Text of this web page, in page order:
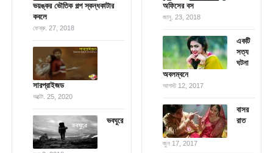
ভয়ঙ্কর ভৌতিক গল্প স্কন্ধকাটার
কবলে
ফেব্রু. 27, 2018
সারপ্রাইজড
অক্টো. 25, 2020
ভবঘুরে
অফিসের বস
জানু. 23, 2018
একটি
সত্য
ঘটনা
অবলম্বনে
আগস্ট 12, 2017
বাসর
রাত
জুন 17, 2017